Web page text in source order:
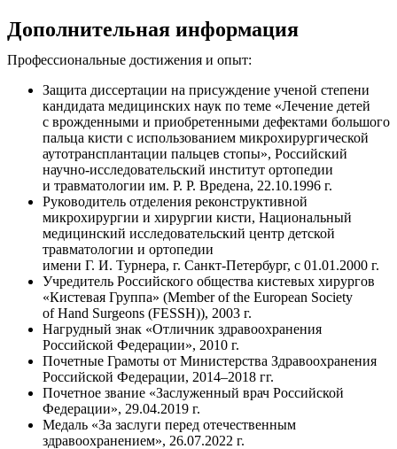
Дополнительная информация
Профессиональные достижения и опыт:
Защита диссертации на присуждение ученой степени
кандидата медицинских наук по теме «Лечение детей
с врожденными и приобретенными дефектами большого
пальца кисти с использованием микрохирургической
аутотрансплантации пальцев стопы», Российский
научно-исследовательский институт ортопедии
и травматологии им. Р. Р. Вредена, 22.10.1996 г.
Руководитель отделения реконструктивной
микрохирургии и хирургии кисти, Национальный
медицинский исследовательский центр детской
травматологии и ортопедии
имени Г. И. Турнера, г. Санкт-Петербург, с 01.01.2000 г.
Учредитель Российского общества кистевых хирургов
«Кистевая Группа» (Member of the European Society
of Hand Surgeons (FESSH)), 2003 г.
Нагрудный знак «Отличник здравоохранения
Российской Федерации», 2010 г.
Почетные Грамоты от Министерства Здравоохранения
Российской Федерации, 2014–2018 гг.
Почетное звание «Заслуженный врач Российской
Федерации», 29.04.2019 г.
Медаль «За заслуги перед отечественным
здравоохранением», 26.07.2022 г.